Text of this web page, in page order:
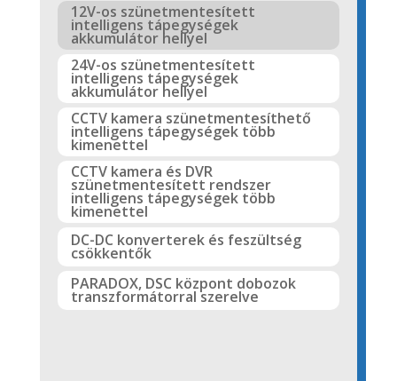
12V-os szünetmentesített
intelligens tápegységek
akkumulátor hellyel
24V-os szünetmentesített
intelligens tápegységek
akkumulátor hellyel
CCTV kamera szünetmentesíthető
intelligens tápegységek több
kimenettel
CCTV kamera és DVR
szünetmentesített rendszer
intelligens tápegységek több
kimenettel
DC-DC konverterek és feszültség
csökkentők
PARADOX, DSC központ dobozok
transzformátorral szerelve